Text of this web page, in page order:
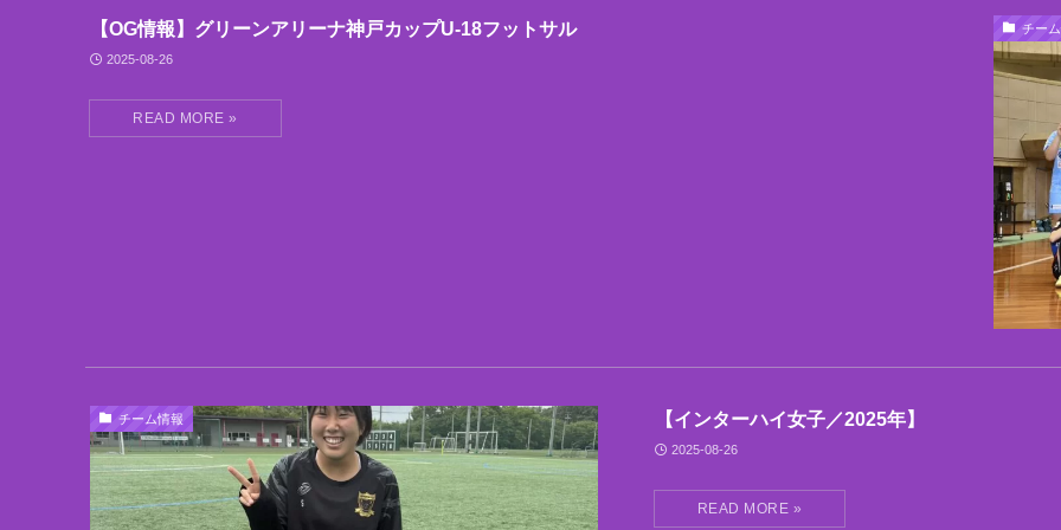
チー
【OG情報】グリーンアリーナ神戸カップU-18フットサル
2025-08-26
チーム情報 【インターハイ女子／2025年】
2025-08-26